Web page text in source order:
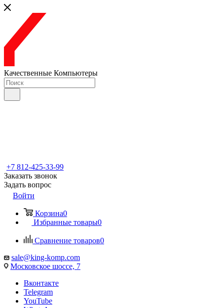
Качественные Компьютеры
+7 812-425-33-99
Заказать звонок
Задать вопрос
Войти
Корзина0
Избранные товары0
Сравнение товаров0
sale@king-komp.com
Московское шоссе, 7
Вконтакте
Telegram
YouTube